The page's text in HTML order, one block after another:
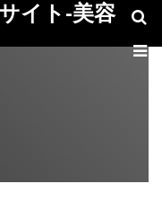
イト-美容